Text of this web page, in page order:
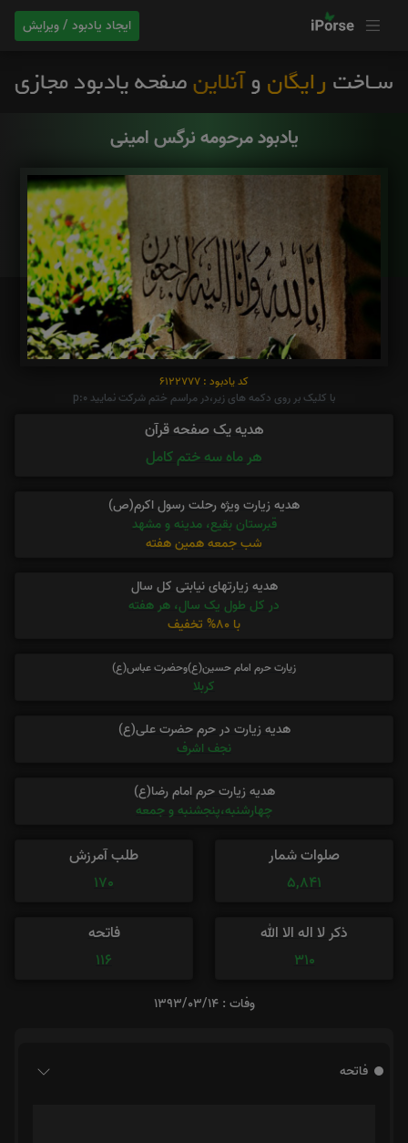
ایجاد یادبود / ویرایش
یادبود مرحومه نرگس امینی
کد یادبود : 6122777
با کلیک بر روی دکمه های زیر،در مراسم ختم شرکت نمایید p:0
هدیه یک صفحه قرآن
هر ماه سه ختم کامل
هدیه زیارت ویژه رحلت رسول اکرم(ص)
قبرستان بقیع، مدینه و مشهد
شب جمعه همین هفته
هدیه زیارتهای نیابتی کل سال
در کل طول یک سال، هر هفته
با 80% تخفیف
زیارت حرم امام حسین(ع)وحضرت عباس(ع)
کربلا
هدیه زیارت در حرم حضرت علی(ع)
نجف اشرف
هدیه زیارت حرم امام رضا(ع)
چهارشنبه،پنجشنبه و جمعه
صلوات شمار
5,841
طلب آمرزش
170
ذکر لا اله الا الله
310
فاتحه
116
وفات : 1393/03/14
فاتحه